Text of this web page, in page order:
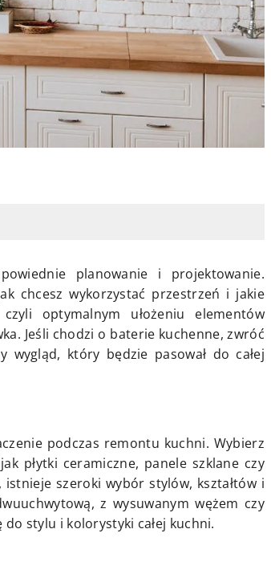
planowanie i projektowanie.
chcesz wykorzystać przestrzeń i jakie
optymalnym ułożeniu elementów
Jeśli chodzi o baterie kuchenne, zwróć
wygląd, który będzie pasował do całej
podczas remontu kuchni. Wybierz
płytki ceramiczne, panele szklane czy
szeroki wybór stylów, kształtów i
z wysuwanym wężem czy
stylu i kolorystyki całej kuchni.